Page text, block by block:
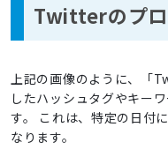
Twitterのプロ
上記の画像のように、「
したハッシュタグやキー
す。 これは、特定の日付
なります。